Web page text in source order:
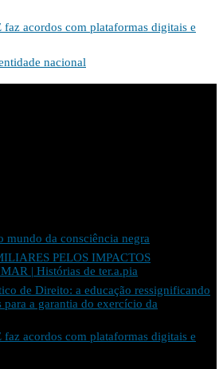
faz acordos com plataformas digitais e
nacional
mundo da consciência negra
PELOS IMPACTOS
| Histórias de ter.a.pia
de Direito: a educação ressignificando
para a garantia do exercício da
faz acordos com plataformas digitais e